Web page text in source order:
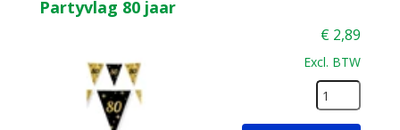
Partyvlag 80 jaar
€ 2,89
Excl. BTW